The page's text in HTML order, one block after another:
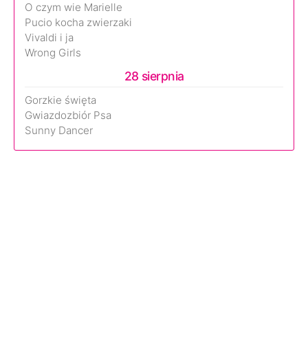
O czym wie Marielle
Pucio kocha zwierzaki
Vivaldi i ja
Wrong Girls
28 sierpnia
Gorzkie święta
Gwiazdozbiór Psa
Sunny Dancer